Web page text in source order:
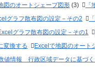
図のオートシェープ図形 (3)
グラフ散布図の設定－その2
グラフ散布図の設定－その1
変換する
Excelで地図のオート
値情報 行政区域データに基づ